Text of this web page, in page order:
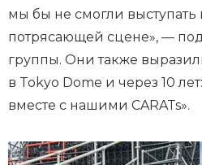
мы бы не смогли выступать
потрясающей сцене», —
группы. Они также
в Tokyo Dome и через 10
вместе с нашими CARATs».